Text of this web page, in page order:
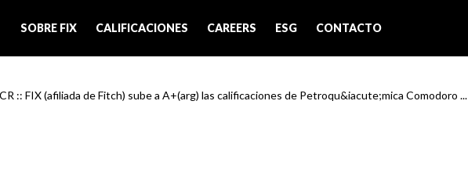
SOBRE FIX CALIFICACIONES CAREERS ESG CONTACTO
:: FIX (afiliada de Fitch) sube a A+(arg) las calificaciones de Petroqu&iacute;mica Comodoro ...